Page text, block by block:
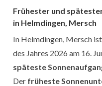
Frühester und
in Helmdingen, Mersch
In Helmdingen, Mersch
des Jahres 2026 am 16.
späteste
Der früheste